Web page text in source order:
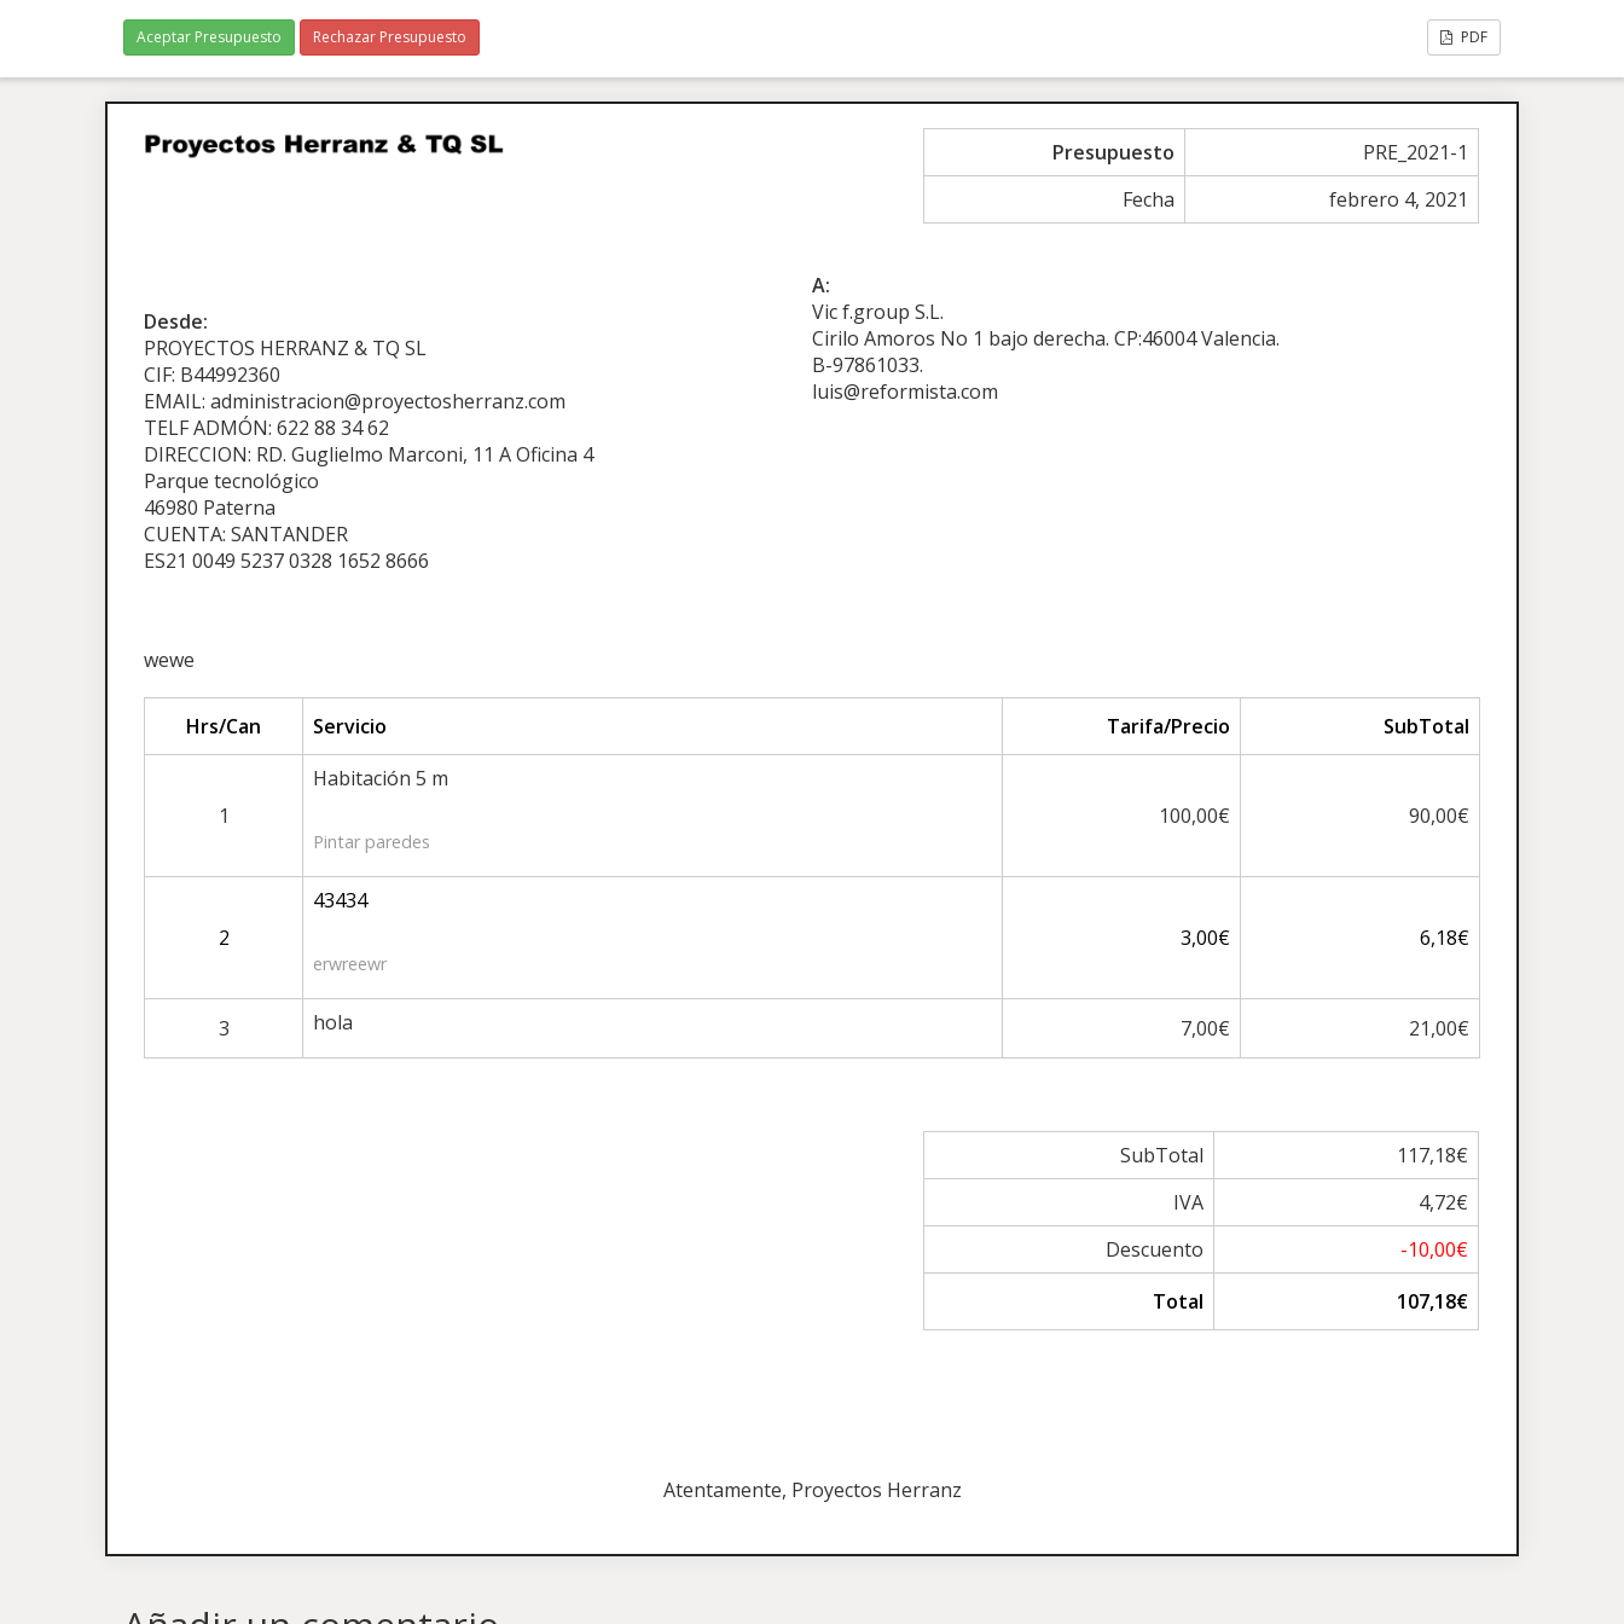
Aceptar Presupuesto Rechazar Presupuesto PDF
Presupuesto
PRE_2021-1
Fecha
febrero 4, 2021
Desde:
PROYECTOS HERRANZ & TQ SL
CIF: B44992360
EMAIL: administracion@proyectosherranz.com
TELF ADMÓN: 622 88 34 62
DIRECCION: RD. Guglielmo Marconi, 11 A Oficina 4
Parque tecnológico
46980 Paterna
CUENTA: SANTANDER
ES21 0049 5237 0328 1652 8666
A:
Vic f.group S.L.
Cirilo Amoros No 1 bajo derecha. CP:46004 Valencia.
B-97861033.
luis@reformista.com
wewe
Hrs/Can Servicio Tarifa/Precio SubTotal
1
Habitación 5 m
Pintar paredes
100,00€ 90,00€
2
43434
erwreewr
3,00€ 6,18€
3 hola 7,00€ 21,00€
SubTotal
117,18€
IVA
4,72€
Descuento
-10,00€
Total
107,18€
Atentamente, Proyectos Herranz